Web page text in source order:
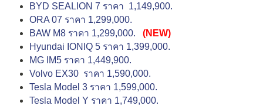
BYD SEALION 7 ราคา 1,149,900.
ORA 07 ราคา 1,299,000.
BAW M8 ราคา 1,299,000.
(NEW)
Hyundai IONIQ 5 ราคา 1,399,000.
MG IM5 ราคา 1,449,900.
Volvo EX30 ราคา 1,590,000.
Tesla Model 3 ราคา 1,599,000.
Tesla Model Y ราคา 1,749,000.